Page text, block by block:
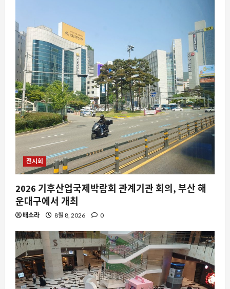
전시회
2026 기후산업국제박람회 관계기관 회의, 부산 해
운대구에서 개최
배소라 8월 8, 2026 0
요즘뜨는소식
변수를 줄인다는 성공공식 jpg가 자유게
시판을 뜨겁게 만든 이유